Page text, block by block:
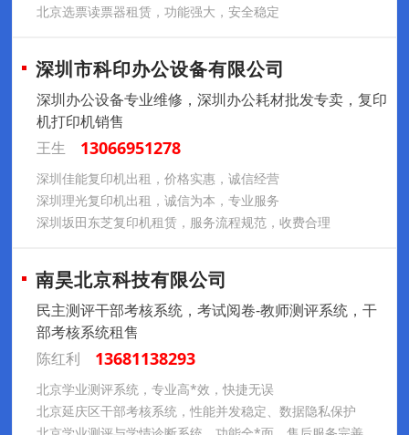
北京选票读票器租赁，功能强大，安全稳定
深圳市科印办公设备有限公司
深圳办公设备专业维修，深圳办公耗材批发专卖，复印
机打印机销售
王生
13066951278
深圳佳能复印机出租，价格实惠，诚信经营
深圳理光复印机出租，诚信为本，专业服务
深圳坂田东芝复印机租赁，服务流程规范，收费合理
南昊北京科技有限公司
民主测评干部考核系统，考试阅卷-教师测评系统，干
部考核系统租售
陈红利
13681138293
北京学业测评系统，专业高*效，快捷无误
北京延庆区干部考核系统，性能并发稳定、数据隐私保护